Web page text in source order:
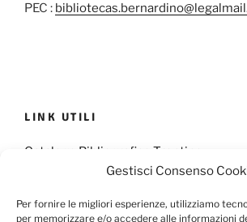
Gestisci Consenso
Per fornire le migliori esperienze, utilizziamo
per memorizzare e/o accedere alle informazioni
PEC :
LINK UTILI
Catalogo Bibliografico Trentino